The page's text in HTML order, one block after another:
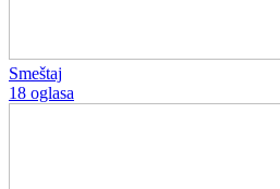
Smeštaj
18 oglasa